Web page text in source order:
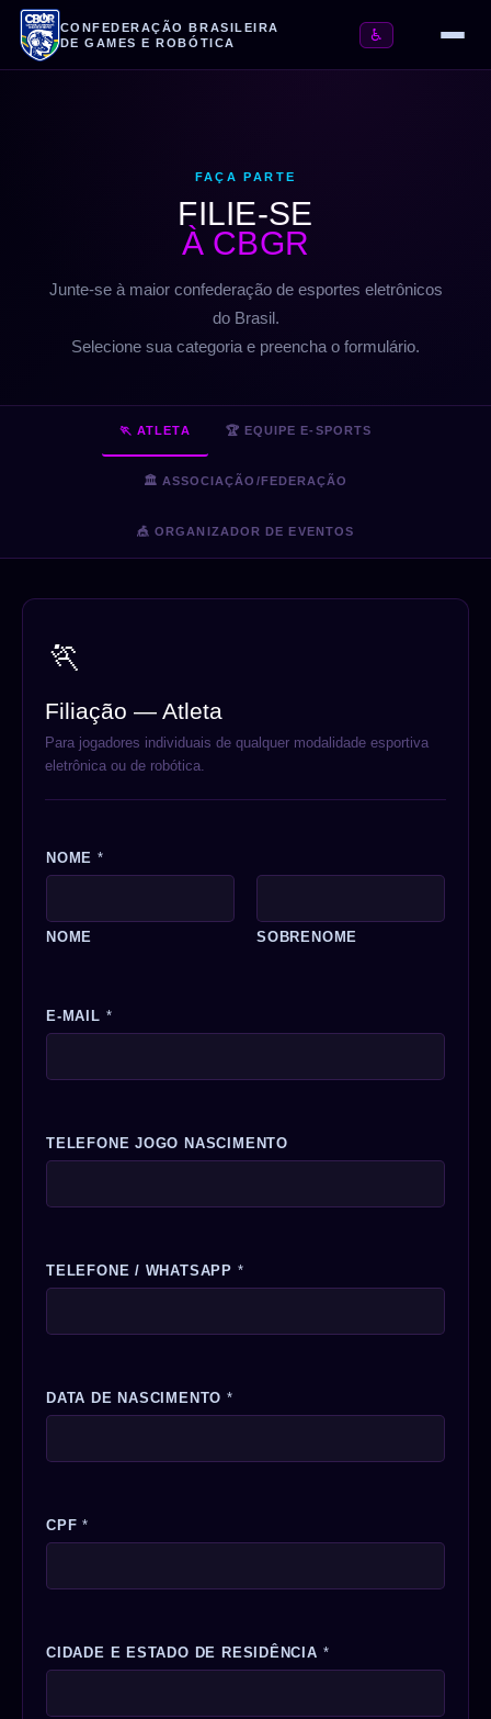
CONFEDERAÇÃO BRASILEIRA
DE GAMES E ROBÓTICA
♿
FAÇA PARTE
FILIE-SE
À CBGR
Junte-se à maior confederação de esportes eletrônicos
do Brasil.
Selecione sua categoria e preencha o formulário.
🏃 ATLETA 🏆 EQUIPE E-SPORTS
🏛️ ASSOCIAÇÃO/FEDERAÇÃO
🎪 ORGANIZADOR DE EVENTOS
🏃
Filiação — Atleta
Para jogadores individuais de qualquer modalidade esportiva
eletrônica ou de robótica.
NOME *
NOME SOBRENOME
E-MAIL *
TELEFONE JOGO NASCIMENTO
TELEFONE / WHATSAPP *
DATA DE NASCIMENTO *
CPF*
CIDADE E ESTADO DE RESIDÊNCIA *